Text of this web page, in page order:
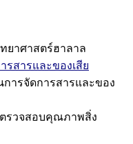
ยาศาสตร์ฮาลาล
รสารและของเสีย
ารจัดการสารและของ
ตรวจสอบคุณภาพสิ่ง